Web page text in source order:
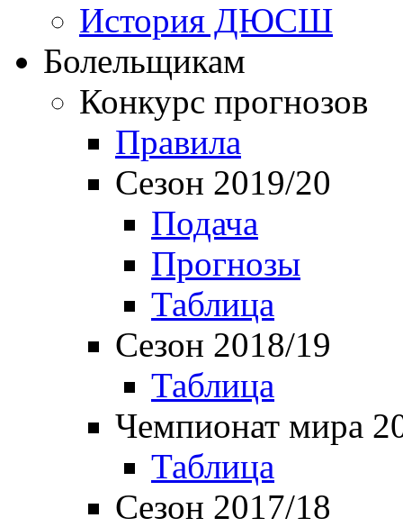
История ДЮСШ
Болельщикам
Конкурс прогнозов
Правила
Сезон 2019/20
Подача
Прогнозы
Таблица
Сезон 2018/19
Таблица
Чемпионат мира
Таблица
Сезон 2017/18